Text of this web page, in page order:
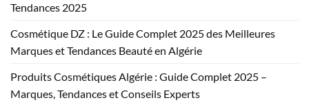
Tendances 2025
Cosmétique DZ : Le Guide Complet 2025 des Meilleures
Marques et Tendances Beauté en Algérie
Produits Cosmétiques Algérie : Guide Complet 2025 –
Marques, Tendances et Conseils Experts